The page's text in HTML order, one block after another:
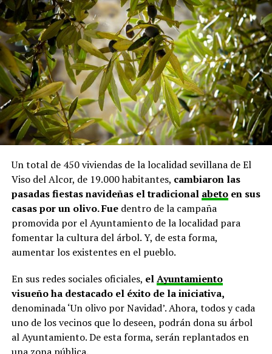
Un total de 450 viviendas de la localidad sevillana de El
Viso del Alcor, de 19.000 habitantes, cambiaron las
pasadas fiestas navideñas el tradicional abetoen sus
casas por un olivo. Fuedentro de la campaña
promovida por el Ayuntamiento de la localidad para
fomentar la cultura del árbol. Y, de esta forma,
aumentar los existentes en el pueblo.
En sus redes sociales oficiales, elAyuntamiento
visueño ha destacado el éxito de la iniciativa,
denominada ‘Un olivo por Navidad’. Ahora, todos y cada
uno de los vecinos que lo deseen, podrán dona su árbol
al Ayuntamiento. De esta forma, serán replantados en